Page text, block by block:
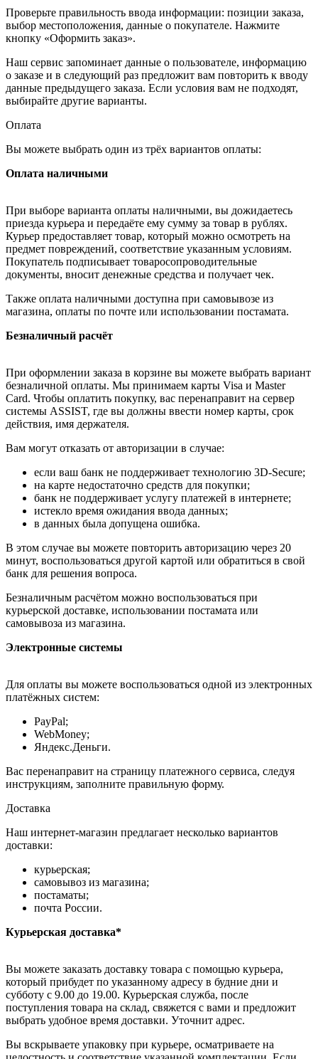
Проверьте правильность ввода информации: позиции заказа,
выбор местоположения, данные о покупателе. Нажмите
кнопку «Оформить заказ».
Наш сервис запоминает данные о пользователе, информацию
о заказе и в следующий раз предложит вам повторить к вводу
данные предыдущего заказа. Если условия вам не подходят,
выбирайте другие варианты.
Оплата
Вы можете выбрать один из трёх вариантов оплаты:
Оплата наличными
При выборе варианта оплаты наличными, вы дожидаетесь
приезда курьера и передаёте ему сумму за товар в рублях.
Курьер предоставляет товар, который можно осмотреть на
предмет повреждений, соответствие указанным условиям.
Покупатель подписывает товаросопроводительные
документы, вносит денежные средства и получает чек.
Также оплата наличными доступна при самовывозе из
магазина, оплаты по почте или использовании постамата.
Безналичный расчёт
При оформлении заказа в корзине вы можете выбрать вариант
безналичной оплаты. Мы принимаем карты Visa и Master
Card. Чтобы оплатить покупку, вас перенаправит на сервер
системы ASSIST, где вы должны ввести номер карты, срок
действия, имя держателя.
Вам могут отказать от авторизации в случае:
если ваш банк не поддерживает технологию 3D-Secure;
на карте недостаточно средств для покупки;
банк не поддерживает услугу платежей в интернете;
истекло время ожидания ввода данных;
в данных была допущена ошибка.
В этом случае вы можете повторить авторизацию через 20
минут, воспользоваться другой картой или обратиться в свой
банк для решения вопроса.
Безналичным расчётом можно воспользоваться при
курьерской доставке, использовании постамата или
самовывоза из магазина.
Электронные системы
Для оплаты вы можете воспользоваться одной из электронных
платёжных систем:
PayPal;
WebMoney;
Яндекс.Деньги.
Вас перенаправит на страницу платежного сервиса, следуя
инструкциям, заполните правильную форму.
Доставка
Наш интернет-магазин предлагает несколько вариантов
доставки:
курьерская;
самовывоз из магазина;
постаматы;
почта России.
Курьерская доставка*
Вы можете заказать доставку товара с помощью курьера,
который прибудет по указанному адресу в будние дни и
субботу с 9.00 до 19.00. Курьерская служба, после
поступления товара на склад, свяжется с вами и предложит
выбрать удобное время доставки. Уточнит адрес.
Вы вскрываете упаковку при курьере, осматриваете на